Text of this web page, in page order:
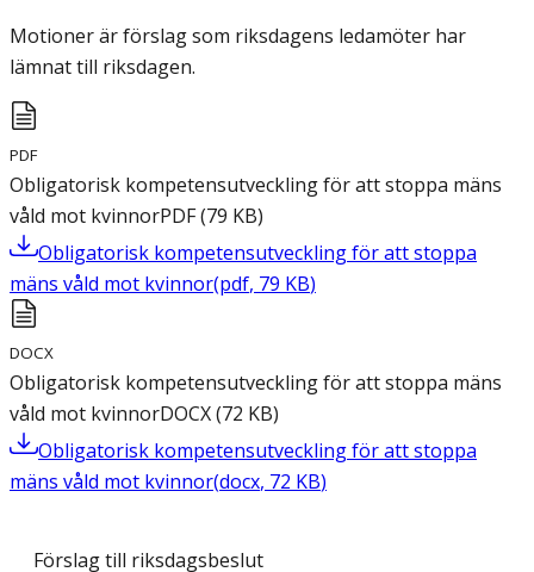
Motioner är förslag som riksdagens ledamöter har
lämnat till riksdagen.
PDF
Obligatorisk kompetensutveckling för att stoppa mäns
våld mot kvinnorPDF(79 KB)
Obligatorisk kompetensutveckling för att stoppa
mäns våld mot kvinnor(pdf, 79 KB)
DOCX
Obligatorisk kompetensutveckling för att stoppa mäns
våld mot kvinnorDOCX(72 KB)
Obligatorisk kompetensutveckling för att stoppa
mäns våld mot kvinnor(docx, 72 KB)
Förslag till riksdagsbeslut